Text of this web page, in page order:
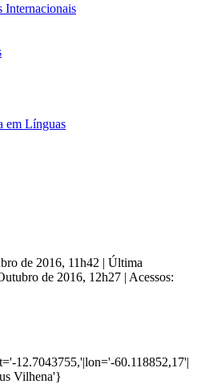
Internacionais
em Línguas
de 2016, 11h42 | Última
de 2016, 12h27 | Acessos:
12.7043755,'|lon='-60.118852,17'|
Vilhena'}